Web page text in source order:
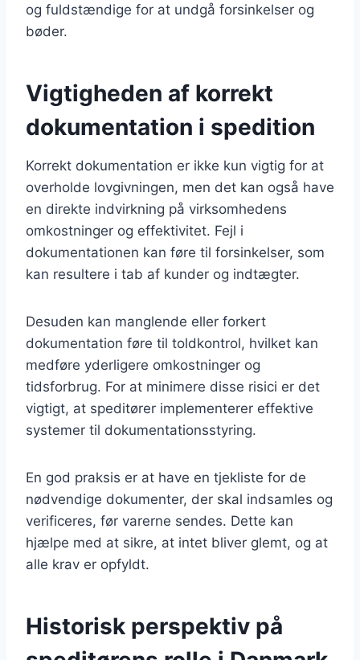
og fuldstændige for at undgå forsinkelser og
bøder.
Vigtigheden af korrekt
dokumentation i spedition
Korrekt dokumentation er ikke kun vigtig for at
overholde lovgivningen, men det kan også have
en direkte indvirkning på virksomhedens
omkostninger og effektivitet. Fejl i
dokumentationen kan føre til forsinkelser, som
kan resultere i tab af kunder og indtægter.
Desuden kan manglende eller forkert
dokumentation føre til toldkontrol, hvilket kan
medføre yderligere omkostninger og
tidsforbrug. For at minimere disse risici er det
vigtigt, at speditører implementerer effektive
systemer til dokumentationsstyring.
En god praksis er at have en tjekliste for de
nødvendige dokumenter, der skal indsamles og
verificeres, før varerne sendes. Dette kan
hjælpe med at sikre, at intet bliver glemt, og at
alle krav er opfyldt.
Historisk perspektiv på